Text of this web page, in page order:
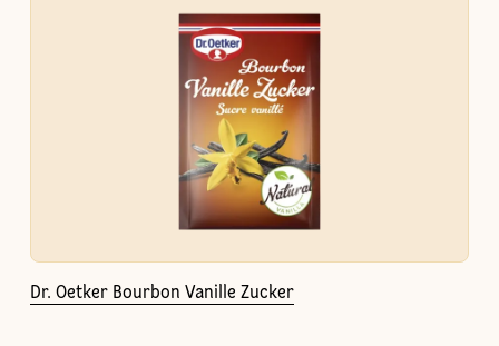
Dr. Oetker Bourbon Vanille Zucker